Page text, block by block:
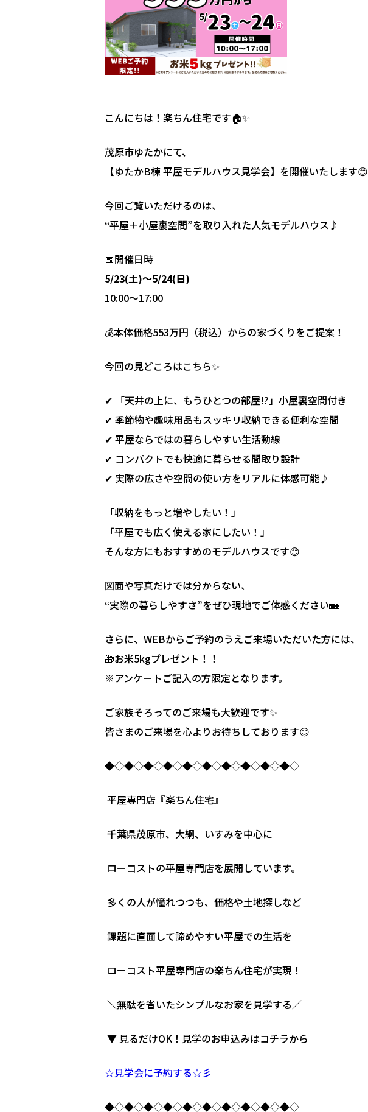
こんにちは！楽ちん住宅です🏠✨
茂原市ゆたかにて、
【ゆたかB棟 平屋モデルハウス見学会】を開催いたします😊
今回ご覧いただけるのは、
“平屋＋小屋裏空間”を取り入れた人気モデルハウス♪
📅開催日時
5/23(土)～5/24(日)
10:00～17:00
💰本体価格553万円（税込）からの家づくりをご提案！
今回の見どころはこちら✨
✔ 「天井の上に、もうひとつの部屋!?」小屋裏空間付き
✔ 季節物や趣味用品もスッキリ収納できる便利な空間
✔ 平屋ならではの暮らしやすい生活動線
✔ コンパクトでも快適に暮らせる間取り設計
✔ 実際の広さや空間の使い方をリアルに体感可能♪
「収納をもっと増やしたい！」
「平屋でも広く使える家にしたい！」
そんな方にもおすすめのモデルハウスです😊
図面や写真だけでは分からない、
“実際の暮らしやすさ”をぜひ現地でご体感ください🏡
さらに、WEBからご予約のうえご来場いただいた方には、
🎁お米5kgプレゼント！！
※アンケートご記入の方限定となります。
ご家族そろってのご来場も大歓迎です✨
皆さまのご来場を心よりお待ちしております😊
◆◇◆◇◆◇◆◇◆◇◆◇◆◇◆◇◆◇◆◇
平屋専門店『楽ちん住宅』
千葉県茂原市、大網、いすみを中心に
ローコストの平屋専門店を展開しています。
多くの人が憧れつつも、価格や土地探しなど
課題に直面して諦めやすい平屋での生活を
ローコスト平屋専門店の楽ちん住宅が実現！
＼無駄を省いたシンプルなお家を見学する／
▼ 見るだけOK！見学のお申込みはコチラから
☆見学会に予約する☆彡
◆◇◆◇◆◇◆◇◆◇◆◇◆◇◆◇◆◇◆◇